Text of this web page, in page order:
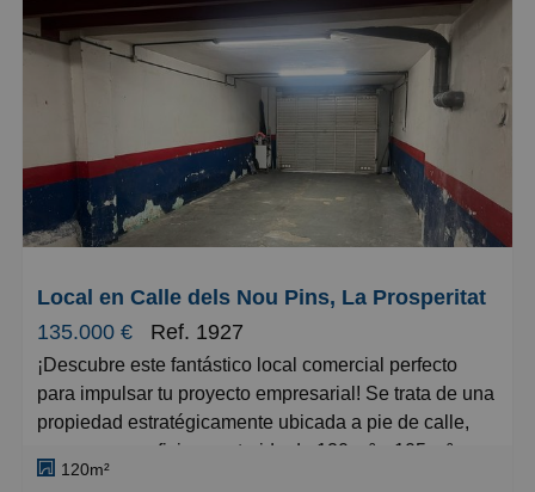
Local en Calle dels Nou Pins, La Prosperitat
135.000 €
Ref. 1927
¡Descubre este fantástico local comercial perfecto
para impulsar tu proyecto empresarial! Se trata de una
propiedad estratégicamente ubicada a pie de calle,
con una superficie construida de 120 m² y 105 m²
útiles, ideal para cualquier tipo de negocio que
120m²